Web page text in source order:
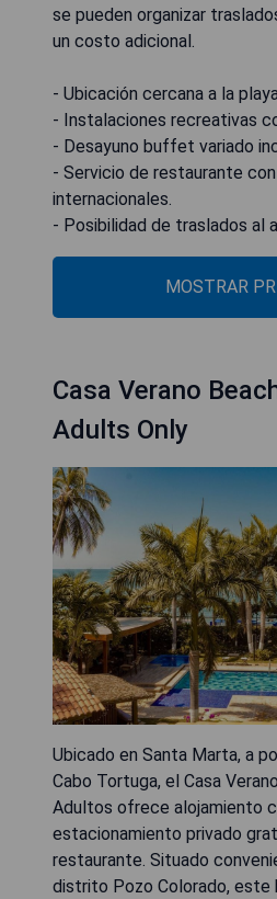
se pueden organizar
un costo adicional.
- Ubicación cercana a la
- Instalaciones recreativas
- Desayuno buffet variado
- Servicio de restaurante
internacionales.
- Posibilidad de traslados al
MOSTRAR
Casa Verano
Adults Only
Ubicado en Santa Marta, a
Cabo Tortuga, el Casa
Adultos ofrece alojamiento
estacionamiento privado
restaurante. Situado
distrito Pozo Colorado, este